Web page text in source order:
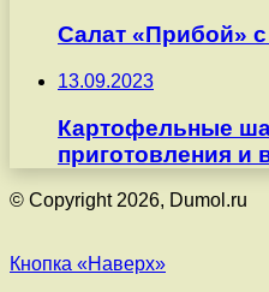
Салат «Прибой»
13.09.2023
Картофельные
приготовления и
© Copyright 2026, Dumol.ru
Кнопка «Наверх»